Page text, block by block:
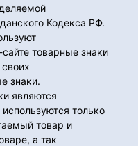
Кодекса РФ.
товарные знаки
знаки.
являются
только
товар и
а так